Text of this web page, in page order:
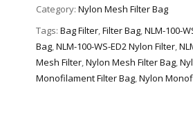
Category: Nylon Mesh Filter Bag
Tags: Bag Filter,Filter Bag,NLM-100-
Bag,NLM-100-WS-ED2 Nylon Filter,
Mesh Filter,Nylon Mesh Filter Bag,
Monofilament Filter Bag,Nylon